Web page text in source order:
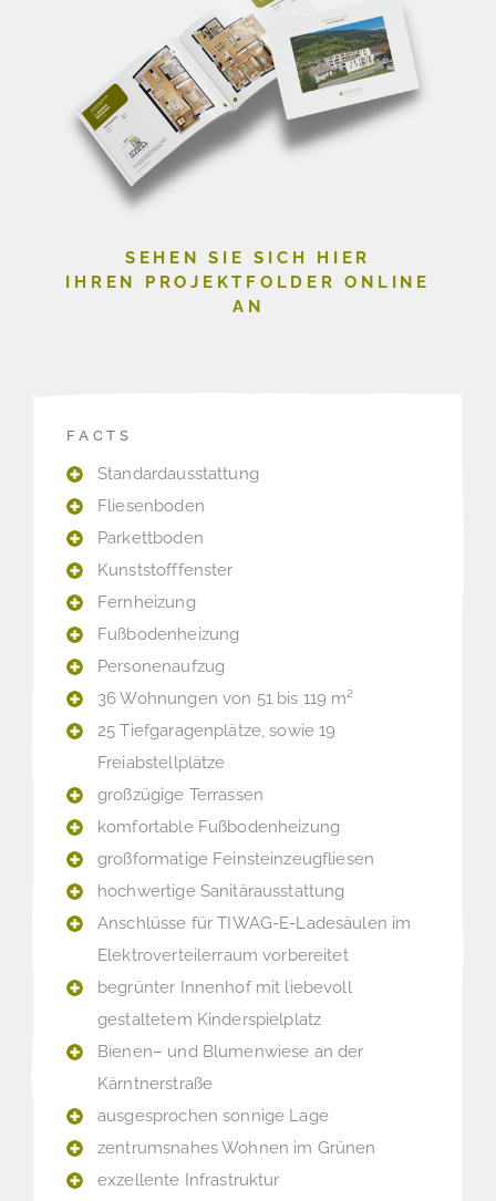
SEHEN SIE SICH HIER
IHREN PROJEKTFOLDER ONLINE
AN
FACTS
Standardausstattung
Fliesenboden
Parkettboden
Kunststofffenster
Fernheizung
Fußbodenheizung
Personenaufzug
36 Wohnungen von 51 bis 119 m²
25 Tiefgaragenplätze, sowie 19
Freiabstellplätze
großzügige Terrassen
komfortable Fußbodenheizung
großformatige Feinsteinzeugfliesen
hochwertige Sanitärausstattung
Anschlüsse für TIWAG-E-Ladesäulen im
Elektroverteilerraum vorbereitet
begrünter Innenhof mit liebevoll
gestaltetem Kinderspielplatz
Bienen– und Blumenwiese an der
Kärntnerstraße
ausgesprochen sonnige Lage
zentrumsnahes Wohnen im Grünen
exzellente Infrastruktur